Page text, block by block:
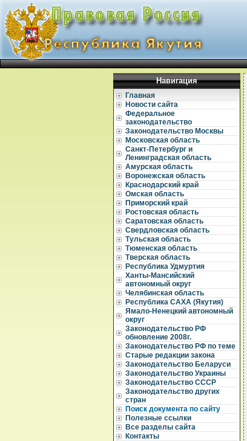
Навигация
Главная
Новости сайта
Федеральное
законодательство
Законодательство Москвы
Московская область
Санкт-Петербург и
Ленинградская область
Амурская область
Воронежская область
Краснодарский край
Омская область
Приморский край
Ростовская область
Саратовская область
Свердловская область
Тульская область
Тюменская область
Тверская область
Республика Удмуртия
Ханты-Мансийский
автономный округ
Челябинская область
Республика САХА (Якутия)
Ямало-Ненецкий автономный
округ
Законодательство РФ
обновление 2008г.
Законодательство РФ по теме
Старые редакции закона
Законодательство Беларуси
Законодательство Украины
Законодательство СССР
Законодательство других
стран
Поиск документа по сайту
Полезные ссылки
Все разделы сайта
Контакты